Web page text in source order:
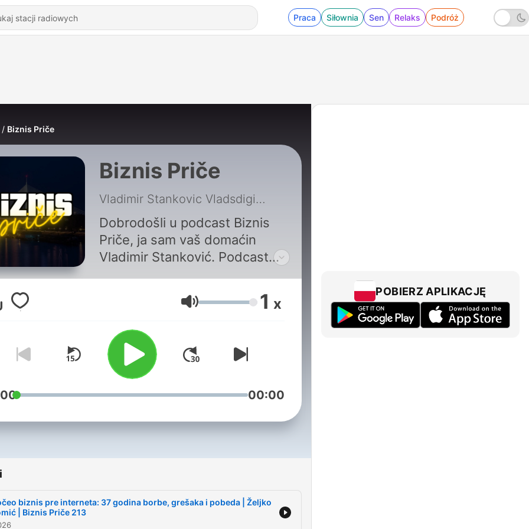
Praca Siłownia Sen Relaks Podróż
Biznis Priče
Biznis Priče
Vladimir Stankovic Vladsdigital
Dobrodošli u podcast Biznis
Priče, ja sam vaš domaćin
Vladimir Stanković. Podcast
razgovora uz kafu i pivo koje
praktikujem sa mentorima i
razgovori o kojima razmišljate
narednih nedelju dana. Posle
samo jednog takvog razgovora
rode se nove ideje, motivacija
Takvi razgovori nekada mogu
Zašto to ne bih snimio i podelio
Głośność 1 x
00:00
biznis pre interneta: 37 godina borbe, grešaka i pobeda | Željko
| Biznis Priče 213
POBIERZ APLIKACJĘ